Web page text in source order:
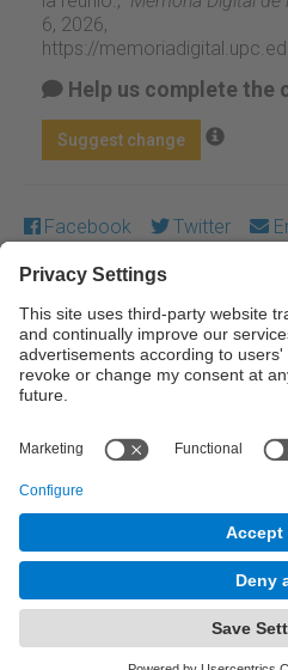
6, 2026,
https://
Help us complete the
Suggest change
Facebook Twitter
Except where otherwise noted,
licensed under a Creative
NonCommercial-NoDerivs 4.0
© UPC Universitat
Legal warning